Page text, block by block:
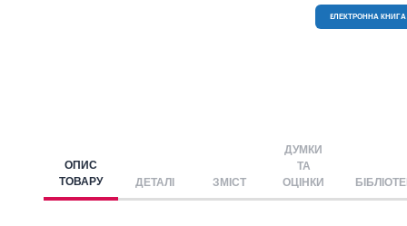
EЛЕКТРОННА КНИГА
ОПИС
ТОВАРУ
ДЕТАЛІ ЗМІСТ
ДУМКИ
ТА
ОЦІНКИ